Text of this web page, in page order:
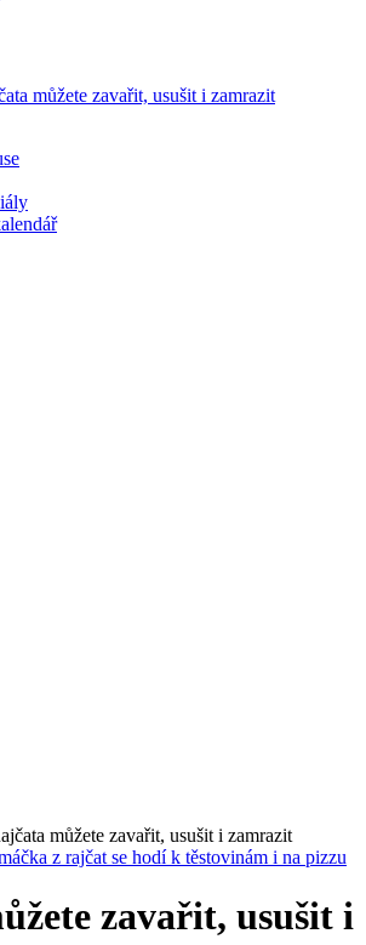
můžete zavařit, usušit i zamrazit
můžete zavařit, usušit i zamrazit
zavařit, usušit i